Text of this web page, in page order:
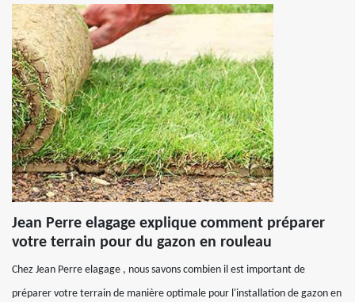
Jean Perre elagage explique comment préparer
votre terrain pour du gazon en rouleau
Chez Jean Perre elagage , nous savons combien il est important de
préparer votre terrain de manière optimale pour l'installation de gazon en